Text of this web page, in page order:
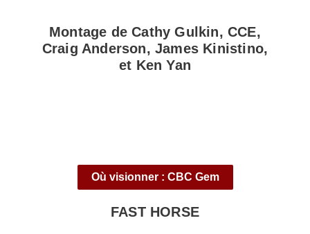
Montage de Cathy Gulkin, CCE,
Craig Anderson, James Kinistino,
et Ken Yan
Où visionner : CBC Gem
FAST HORSE